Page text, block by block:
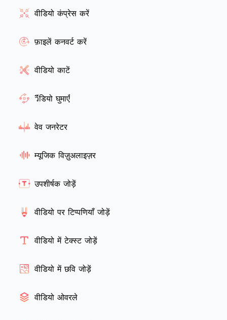
वीडियो कंप्रेस करें
फ़ाइलें कनवर्ट करें
वीडियो काटें
วีडियो घुमाएँ
वेव जनरेटर
म्यूजिक विज़ुअलाइज़र
उपशीर्षक जोड़ें
वीडियो पर टिप्पणियाँ जोड़ें
वीडियो में टेक्स्ट जोड़ें
वीडियो में छवि जोड़ें
वीडियो ओवरले